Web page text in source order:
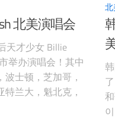
北美演唱会
天才少女 Billie
举办演唱会！其中
士顿，芝加哥，
兰大，魁北克，